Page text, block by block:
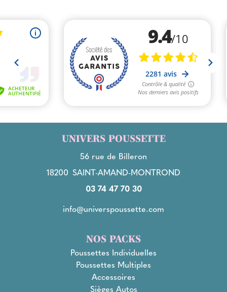
UNIVERS POUSSETTE
56 rue de Billeron
18200 SAINT-AMAND-MONTROND
03 74 47 70 30
info@universpoussette.com
NOS PACKS
Poussettes Individuelles
Poussettes Multiples
Accessoires
Sièges Autos